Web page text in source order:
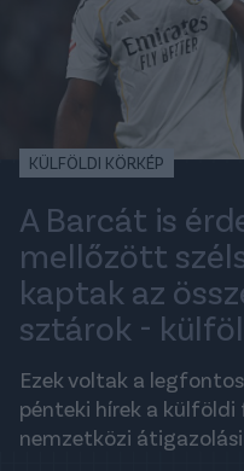
KÜLFÖLDI KÖRKÉP
A Barcát is
mellőzött
kaptak az
sztárok -
Ezek voltak a
pénteki hírek a külföldi
nemzetközi